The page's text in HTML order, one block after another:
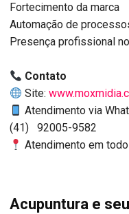
Fortecimento da marca
Automação de
Presença profissional
Contato
Site:
Atendimento via
(41) 92005-9582
Atendimento em
Acupuntura e